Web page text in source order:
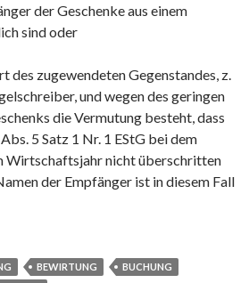
der Geschenke aus einem
sind oder
des zugewendeten Gegenstandes, z.
und wegen des geringen
die Vermutung besteht, dass
5 Satz 1 Nr. 1 EStG bei dem
Wirtschaftsjahr nicht überschritten
der Empfänger ist in diesem Fall
BEWIRTUNG
BUCHUNG